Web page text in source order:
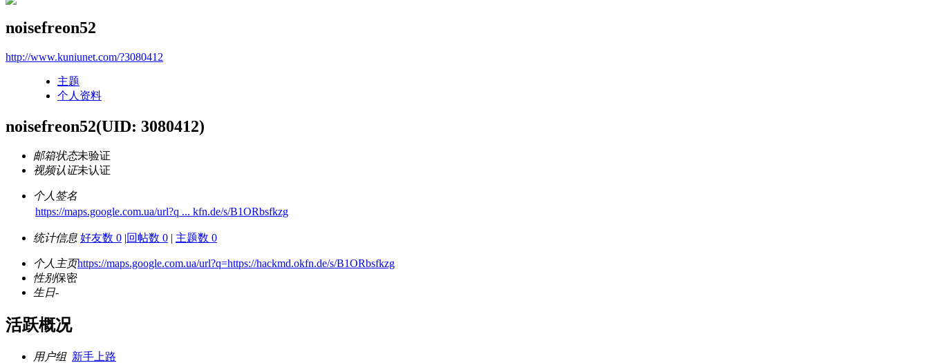
noisefreon52
http://www.kuniunet.com/?3080412
主题
个人资料
noisefreon52(UID: 3080412)
邮箱状态未验证
视频认证未认证
个人签名
https://maps.google.com.ua/url?q ... kfn.de/s/B1ORbsfkzg
统计信息 好友数 0 |回帖数 0 | 主题数 0
个人主页https://maps.google.com.ua/url?q=https://hackmd.okfn.de/s/B1ORbsfkzg
性别保密
生日-
活跃概况
用户组 新手上路